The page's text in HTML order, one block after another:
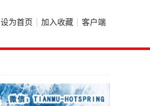
设为首页 加入收藏 客户端